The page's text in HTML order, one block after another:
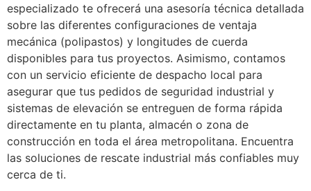
especializado te ofrecerá una asesoría técnica detallada
sobre las diferentes configuraciones de ventaja
mecánica (polipastos) y longitudes de cuerda
disponibles para tus proyectos. Asimismo, contamos
con un servicio eficiente de despacho local para
asegurar que tus pedidos de seguridad industrial y
sistemas de elevación se entreguen de forma rápida
directamente en tu planta, almacén o zona de
construcción en toda el área metropolitana. Encuentra
las soluciones de rescate industrial más confiables muy
cerca de ti.